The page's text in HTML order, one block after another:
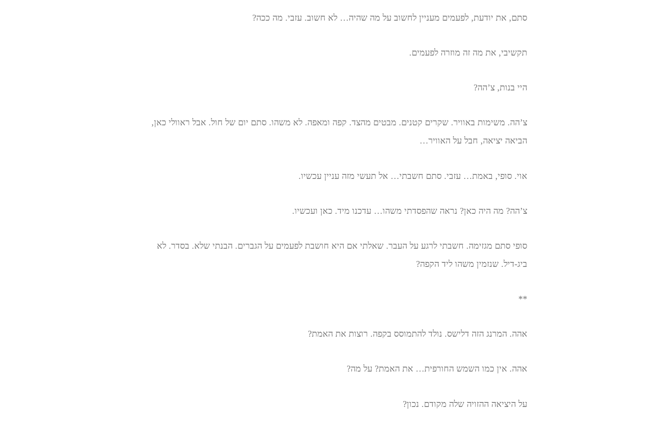
סתם, את יודעת, לפעמים מעניין לחשוב על מה שהיה… לא חשוב. עזבי. מה ככה?
תקשיבי, את מה זה מוזרה לפעמים.
היי בנות, צ’הה?
צ’הה. משימות באוויר. שקרים קטנים. מבטים מהצד. קפה ומאפה. לא משהו. סתם יום של חול. אבל ראוולי כאן,
הביאה יציאה, חבל על האוויר…
אוי. סופי, באמת… עזבי. סתם חשבתי… אל תעשי מזה עניין עכשיו.
צ’הה? מה היה כאן? נראה שהפסדתי משהו… עדכנו מיד. כאן ועכשיו.
סופי סתם מגזימה. חשבתי לרגע על העבר. שאלתי אם היא חושבת לפעמים על הגברים. הבנתי שלא. בסדר. לא
ביג-דיל. שנזמין משהו ליד הקפה?
**
אהה. המרנג הזה דלישס. נולד להתמוסס בקפה. רוצות את האמת?
אהה. אין כמו השמש החורפית… את האמת? על מה?
על היציאה ההזויה שלה מקודם. נכון?